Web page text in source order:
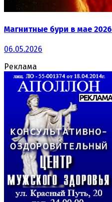
Магнитные бури в мае 2026
06.05.2026
Реклама